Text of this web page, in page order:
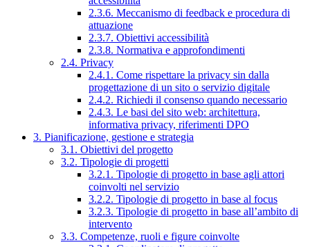
2.3.6. Meccanismo di feedback e procedura di
attuazione
2.3.7. Obiettivi accessibilità
2.3.8. Normativa e approfondimenti
2.4. Privacy
2.4.1. Come rispettare la privacy sin dalla
progettazione di un sito o servizio digitale
2.4.2. Richiedi il consenso quando necessario
2.4.3. Le basi del sito web: architettura,
informativa privacy, riferimenti DPO
3. Pianificazione, gestione e strategia
3.1. Obiettivi del progetto
3.2. Tipologie di progetti
3.2.1. Tipologie di progetto in base agli attori
coinvolti nel servizio
3.2.2. Tipologie di progetto in base al focus
3.2.3. Tipologie di progetto in base all’ambito di
intervento
3.3. Competenze, ruoli e figure coinvolte